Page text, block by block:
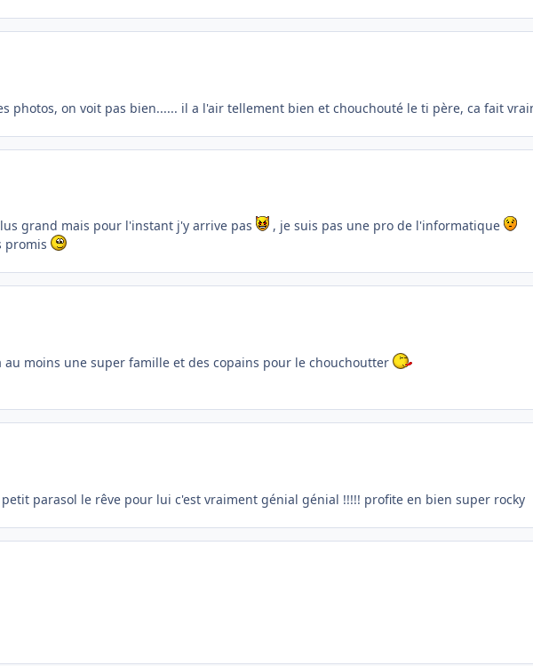
photos, on voit pas bien...... il a l'air tellement bien et chouchouté le ti père, ca fait
grand mais pour l'instant j'y arrive pas
, je suis pas une pro de l'informatique
promis
moins une super famille et des copains pour le chouchoutter
parasol le rêve pour lui c'est vraiment génial génial !!!!! profite en bien super rocky